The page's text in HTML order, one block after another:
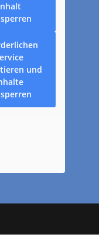
und